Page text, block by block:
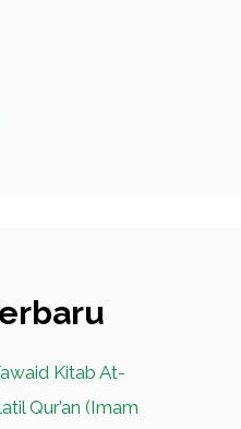
Kitab At-
Qur’an (Imam